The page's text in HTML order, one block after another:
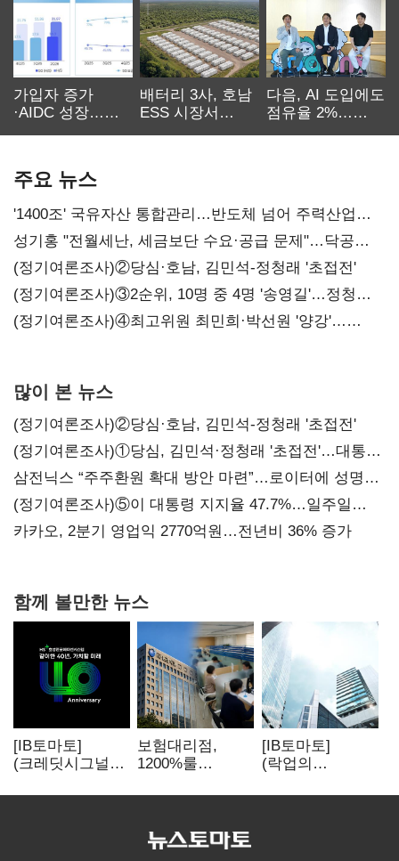
가입자 증가
·AIDC 성장…
배터리 3사, 호남
ESS 시장서
다음, AI 도입에도
점유율 2%…
주요 뉴스
'1400조' 국유자산 통합관리…반도체 넘어 주력산업
구조혁신
성기홍 "전월세난, 세금보단 수요·공급 문제"…닥공
시사
(정기여론조사)②당심·호남, 김민석-정청래 '초접전'
(정기여론조사)③2순위, 10명 중 4명 '송영길'…정청래
'한 자릿수'
(정기여론조사)④최고위원 최민희·박선원 '양강'…
많이 본 뉴스
(정기여론조사)②당심·호남, 김민석-정청래 '초접전'
(정기여론조사)①당심, 김민석·정청래 '초접전'…대통령
지지도 '50% 아래로'(종합)
삼전닉스 “주주환원 확대 방안 마련”…로이터에 성명
보내
(정기여론조사)⑤이 대통령 지지율 47.7%…일주일
만에 다시 40%대
카카오, 2분기 영업익 2770억원…전년비 36% 증가
함께 볼만한 뉴스
[IB토마토]
(크레딧시그널)H
, AI 투자 확대에
보험대리점,
1200%룰
[IB토마토]
(락업의
뒤 풀리는 FI